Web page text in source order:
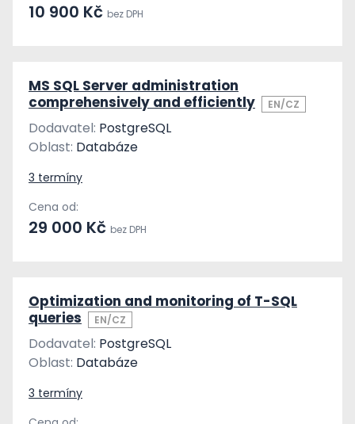
10 900 Kč bez DPH
MS SQL Server administration
comprehensively and efficiently
EN/CZ
Dodavatel: PostgreSQL
Oblast: Databáze
3 termíny
Cena od:
29 000 Kč bez DPH
Optimization and monitoring of T-SQL
queries
EN/CZ
Dodavatel: PostgreSQL
Oblast: Databáze
3 termíny